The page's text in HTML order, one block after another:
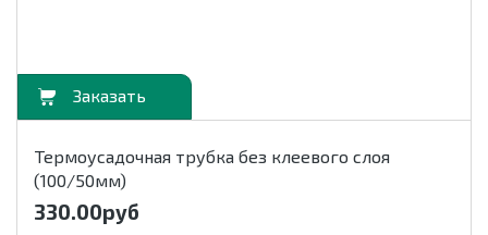
Термоусадочная трубка без клеевого слоя
(100/50мм)
330.00руб